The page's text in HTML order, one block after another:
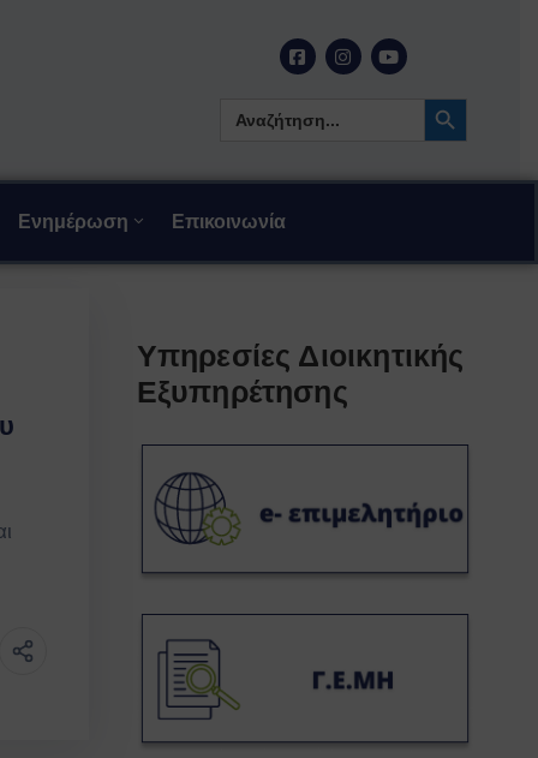
Search
for:
Search Button
Ενημέρωση Επικοινωνία
Υπηρεσίες Διοικητικής
Εξυπηρέτησης